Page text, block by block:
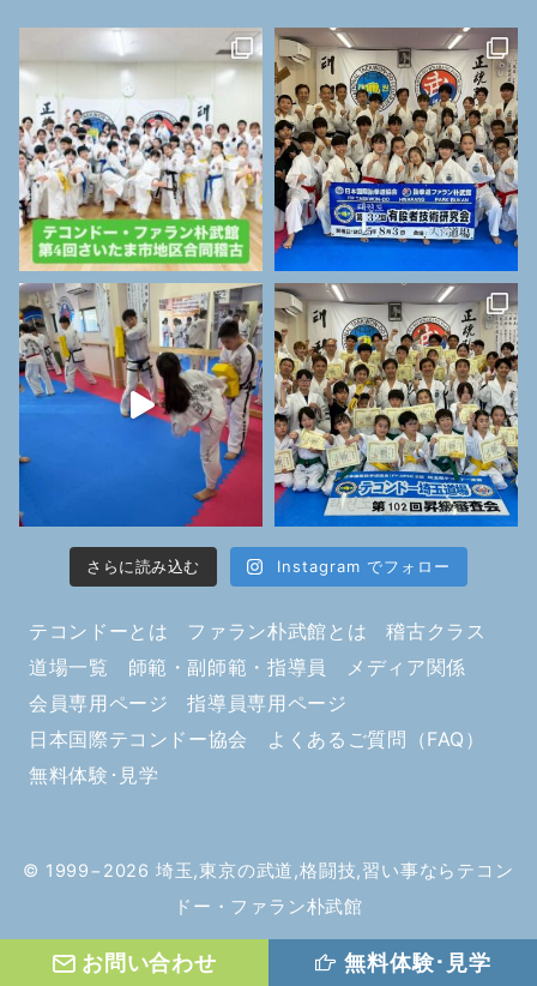
さらに読み込む Instagram でフォロー
テコンドーとは ファラン朴武館とは
稽古クラス
道場一覧
師範・副師範・指導員
メディア関係
会員専用ページ
指導員専用ページ
日本国際テコンドー協会
よくあるご質問（FAQ）
無料体験･見学
© 1999−2026 埼玉,東京の武道,格闘技,習い事ならテコン
ドー・ファラン朴武館
お問い合わせ 無料体験･見学